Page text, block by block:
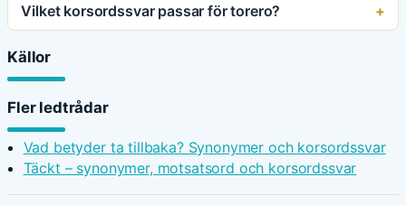
Vilket korsordssvar passar för torero?
Källor
Fler ledtrådar
Vad betyder ta tillbaka? Synonymer och korsordssvar
Täckt – synonymer, motsatsord och korsordssvar